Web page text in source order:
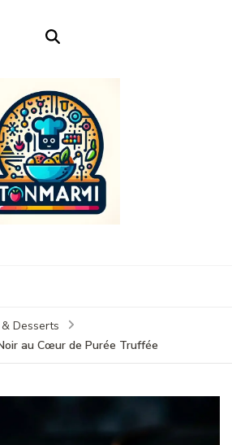
Desserts
au Cœur de Purée Truffée